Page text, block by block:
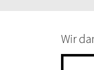
Wir